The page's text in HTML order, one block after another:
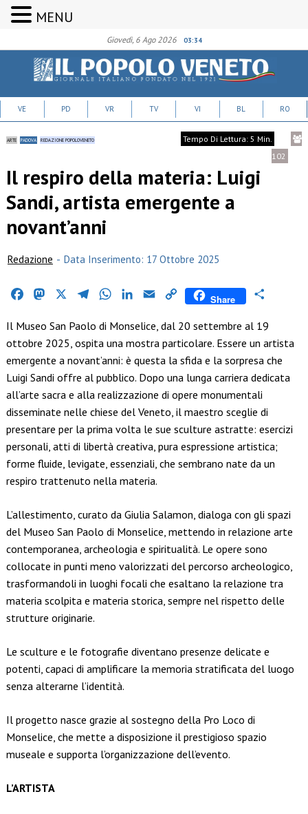
Giovedì, 6 Ago 2026 03:34
VE PD VR TV VI BL RO
ARTE PADOVA REDAZIONE POPOLOVENETO
Tempo Di Lettura: 5 Min.
102
Il respiro della materia: Luigi
Sandi, artista emergente a
novant’anni
Redazione - Data Inserimento: 17 Ottobre 2025
FacebookMastodon TelegramWhatsAppLinkedIn
Email Copy
Share
Il Museo San Paolo di Monselice, dal 20 settembre al 19
ottobre 2025, ospita una mostra particolare. Essere un artista
emergente a novant’anni: è questa la sfida e la sorpresa che
Luigi Sandi offre al pubblico. Dopo una lunga carriera dedicata
all’arte sacra e alla realizzazione di opere monumentali
disseminate nelle chiese del Veneto, il maestro sceglie di
presentare per la prima volta le sue sculture astratte: esercizi
personali, atti di libertà creativa, pura espressione artistica;
forme fluide, levigate, essenziali, che sembrano nate da un
respiro trattenuto nella materia.
L’allestimento, curato da Giulia Salamon, dialoga con gli spazi
del Museo San Paolo di Monselice, mettendo in relazione arte
contemporanea, archeologia e spiritualità. Le opere sono
collocate in punti meno valorizzati del percorso archeologico,
trasformandoli in luoghi focali che esaltano la relazione tra
materia scolpita e materia storica, sempre nel rispetto delle
strutture originarie.
Le sculture e le fotografie diventano presenze delicate e
potenti, capaci di amplificare la memoria stratificata del luogo
senza alterarne l’identità.
Il progetto nasce grazie al sostegno della Pro Loco di
Monselice, che mette a disposizione il prestigioso spazio
museale e supporta l’organizzazione dell’evento.
L’ARTISTA
MENU